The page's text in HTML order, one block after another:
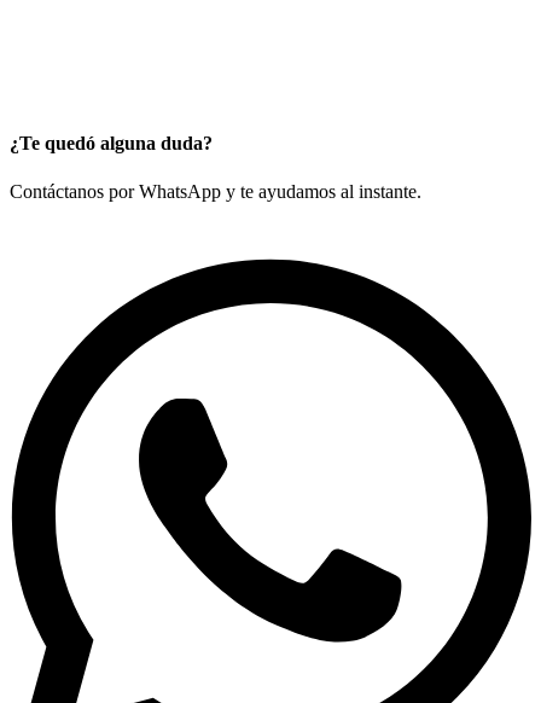
¿Te quedó alguna duda?
Contáctanos por WhatsApp y te ayudamos al instante.